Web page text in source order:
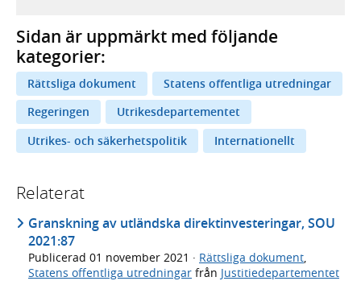
Sidan är uppmärkt med följande
kategorier:
Rättsliga dokument
Statens offentliga utredningar
Regeringen
Utrikesdepartementet
Utrikes- och säkerhetspolitik
Internationellt
Relaterat
Granskning av utländska direktinvesteringar, SOU
2021:87
Publicerad 01 november 2021 · Rättsliga dokument,
Statens offentliga utredningar från Justitiedepartementet